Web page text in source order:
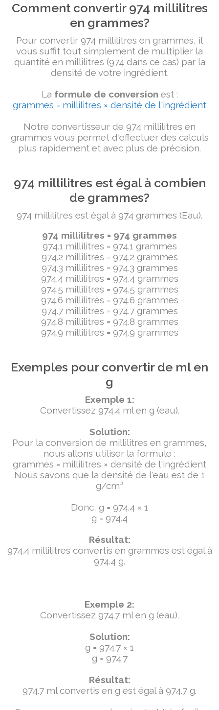
Comment convertir 974 millilitres
en grammes?
Pour convertir 974 millilitres en grammes, il
vous suffit tout simplement de multiplier la
quantité en millilitres (974 dans ce cas) par la
densité de votre ingrédient.
La formule de conversion est :
grammes = millilitres × densité de l'ingrédient
Notre convertisseur de 974 millilitres en
grammes vous permet d'effectuer des calculs
plus rapidement et avec plus de précision.
974 millilitres est égal à combien
de grammes?
974 millilitres est égal à 974 grammes (Eau).
974 millilitres = 974 grammes
974.1 millilitres = 974.1 grammes
974.2 millilitres = 974.2 grammes
974.3 millilitres = 974.3 grammes
974.4 millilitres = 974.4 grammes
974.5 millilitres = 974.5 grammes
974.6 millilitres = 974.6 grammes
974.7 millilitres = 974.7 grammes
974.8 millilitres = 974.8 grammes
974.9 millilitres = 974.9 grammes
Exemples pour convertir de ml en
g
Exemple 1:
Convertissez 974.4 ml en g (eau).
Solution:
Pour la conversion de millilitres en grammes,
nous allons utiliser la formule :
grammes = millilitres × densité de l'ingrédient
Nous savons que la densité de l'eau est de 1
g/cm³
Donc, g = 974.4 × 1
g = 974.4
Résultat:
974.4 millilitres convertis en grammes est égal à
974.4 g.
Exemple 2:
Convertissez 974.7 ml en g (eau).
Solution:
g = 974.7 × 1
g = 974.7
Résultat:
974.7 ml convertis en g est égal à 974.7 g.